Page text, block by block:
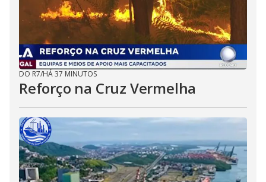
DO R7/HÁ 37 MINUTOS
Reforço na Cruz Vermelha